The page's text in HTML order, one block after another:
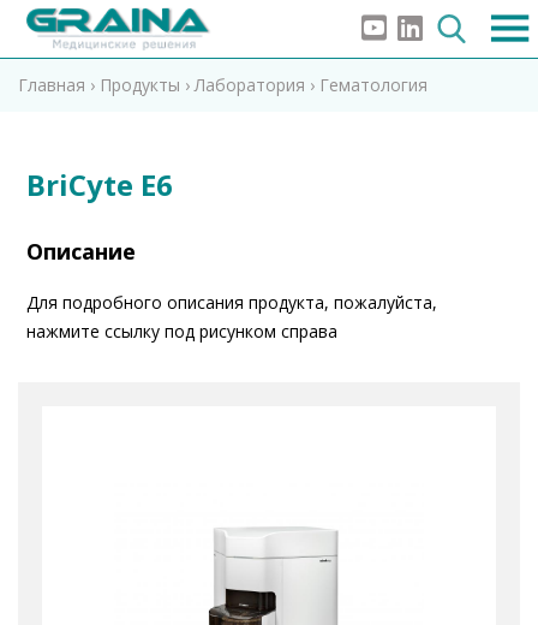
Главная › Продукты ›Лаборатория › Гематология
BriCyte E6
Описание
Для подробного описания продукта, пожалуйста,
нажмите ссылку под рисунком справа